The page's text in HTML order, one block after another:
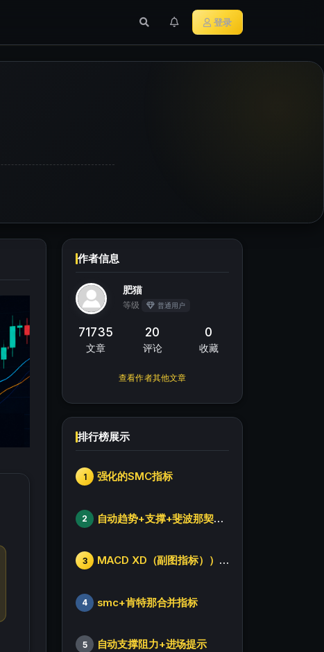
登录
作者信息
肥猫
等级 普通用户
71735
文章
20
评论
0
收藏
查看作者其他文章
排行榜展示
1 强化的SMC指标
2 自动趋势+支撑+斐波那契+箱体
3 MACD XD（副图指标））修改版
4 smc+肯特那合并指标
5 自动支撑阻力+进场提示